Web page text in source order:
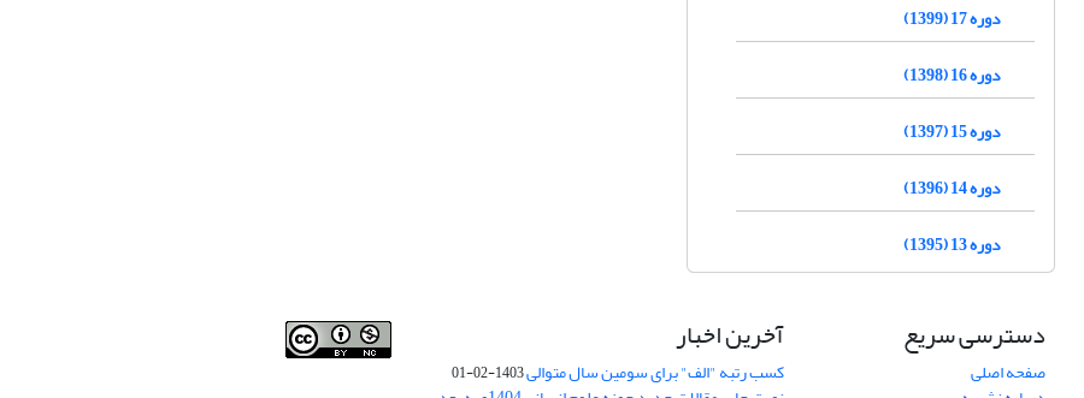
دوره 17 (1399)
دوره 16 (1398)
دوره 15 (1397)
دوره 14 (1396)
دوره 13 (1395)
دسترسی سریع
صفحه اصلی
آخرین اخبار
کسب رتبه "الف" برای سومین سال متوالی1403-02-01